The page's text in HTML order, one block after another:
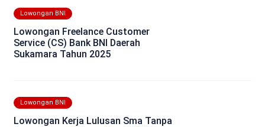
Lowongan BNI
Lowongan Freelance Customer
Service (CS) Bank BNI Daerah
Sukamara Tahun 2025
Lowongan BNI
Lowongan Kerja Lulusan Sma Tanpa